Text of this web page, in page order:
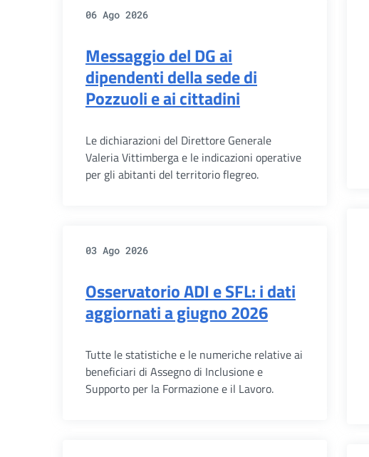
06 Ago 2026
Messaggio del DG ai
dipendenti della sede di
Pozzuoli e ai cittadini
Le dichiarazioni del Direttore Generale
Valeria Vittimberga e le indicazioni operative
per gli abitanti del territorio flegreo.
03 Ago 2026
Osservatorio ADI e SFL: i dati
aggiornati a giugno 2026
Tutte le statistiche e le numeriche relative ai
beneficiari di Assegno di Inclusione e
Supporto per la Formazione e il Lavoro.